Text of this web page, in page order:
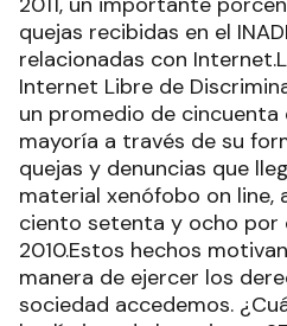
quejas recibidas en el
relacionadas con
Internet Libre de
un promedio de cincuenta
mayoría a través de su
quejas y denuncias que
material xenófobo on line,
ciento setenta y ocho por
2010.Estos hechos
manera de ejercer los
sociedad accedemos.